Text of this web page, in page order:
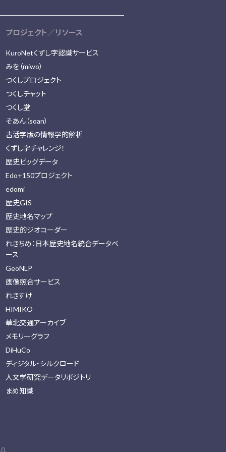
プロジェクト／リソース
KuroNetくずし字認識サービス
みを（miwo）
つくしプロジェクト
つくしチャット
つくし堂
そあん（soan）
古活字版の情報学的解析
くずし字チャレンジ！
歴史ビッグデータ
Edo+150プロジェクト
edomi
歴史GIS
歴史地名マップ
歴史的ジオコーダー
れきちめ：日本歴史地名統合データベ
ース
GeoNLP
画像照合サービス
れきすけ
HIMIKO
華北交通アーカイブ
メモリーグラフ
DiHuCo
ディジタル・シルクロード
人文学研究データリポジトリ
まめ知識